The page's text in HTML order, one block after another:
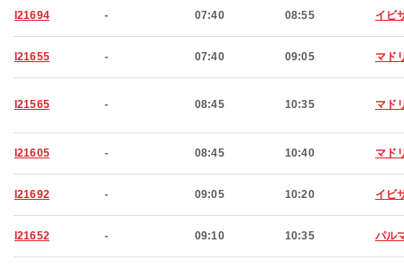
I21694 - 07:40 08:55 イビ
I21655 - 07:40 09:05 マド
I21565 - 08:45 10:35 マド
I21605 - 08:45 10:40 マド
I21692 - 09:05 10:20 イビ
I21652 - 09:10 10:35 パル